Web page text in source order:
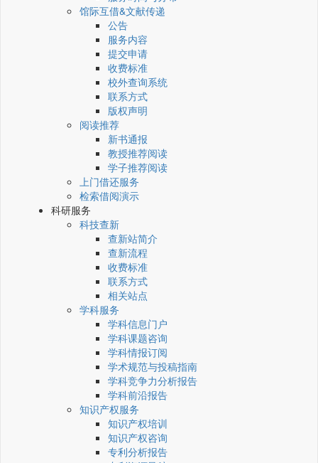
馆际互借&文献传递
公告
服务内容
提交申请
收费标准
校外查询系统
联系方式
版权声明
阅读推荐
新书通报
教授推荐阅读
学子推荐阅读
上门借还服务
检索借阅演示
科研服务
科技查新
查新站简介
查新流程
收费标准
联系方式
相关站点
学科服务
学科信息门户
学科课题咨询
学科情报订阅
学术规范与投稿指南
学科竞争力分析报告
学科前沿报告
知识产权服务
知识产权培训
知识产权咨询
专利分析报告